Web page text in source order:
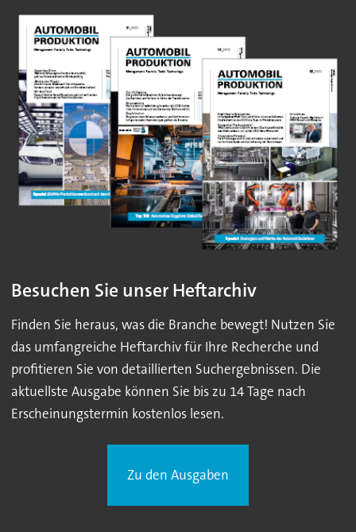
Besuchen Sie unser Heftarchiv
Finden Sie heraus, was die Branche bewegt! Nutzen Sie
das umfangreiche Heftarchiv für Ihre Recherche und
profitieren Sie von detaillierten Suchergebnissen. Die
aktuellste Ausgabe können Sie bis zu 14 Tage nach
Erscheinungstermin kostenlos lesen.
Zu den Ausgaben